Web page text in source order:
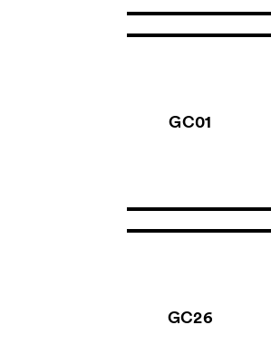
GC01
GC26